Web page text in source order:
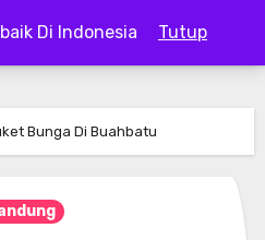
Di Indonesia Tutup
Bunga Di Buahbatu